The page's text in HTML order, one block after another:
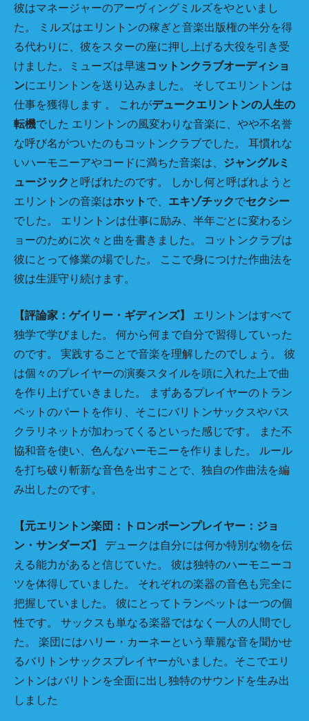
彼はマネージャーのアーヴィングミルズをやといまし
た。 ミルズはエリントンの稼ぎと音楽出版権の半分を得
る代わりに、彼をスターの座に押し上げる大役を引き受
けました。ミューズは早速コットンクラブオーディショ
ンにエリントンを送り込みました。 そしてエリントンは
仕事を獲得します 。 これがデュークエリントンの人生の
転機でした エリントンの風変わりな音楽に、やや不名誉
な呼び名がついたのもコットンクラブでした。 耳慣れな
いハーモニーアやコードに満ちた音楽は、 ジャングルミ
ュージック と呼ばれたのです。 しかし何と呼ばれようと
エリントンの音楽はホット で、 エキゾチックでセクシー
でした。 エリントンは仕事に励み、半年ごとに変わるシ
ョーのために次々と曲を書きました。 コットンクラブは
彼にとって修業の場でした。 ここで身につけた作曲法を
彼は生涯守り続けます。
【評論家：ゲイリー・ギディンズ】
エリントンはすべて
独学で学びました。 何から何まで自分で習得していった
のです。 実践することで音楽を理解したのでしょう。 彼
は個々のプレイヤーの演奏スタイルを頭に入れた上で曲
を作り上げていきました。 まずあるプレイヤーのトラン
ペットのパートを作り、そこにバリトンサックスやバス
クラリネットが加わってくるといった感じです。 また不
協和音を使い、色んなハーモニーを作りました。 ルール
を打ち破り斬新な音色を出すことで、独自の作曲法を編
み出したのです。
【元エリントン楽団：トロンボーンプレイヤー：ジョ
ン・サンダーズ】
デュークは自分には何か特別な物を伝
える能力があると信じていた。 彼は独特のハーモニーコ
ツを体得していました。 それぞれの楽器の音色も完全に
把握していました。 彼にとってトランペットは一つの個
性です。 サックスも単なる楽器ではなく一人の人間でし
た。 楽団にはハリー・カーネーという華麗な音を聞かせ
るバリトンサックスプレイヤーがいました。そこでエリ
ントンはバリトンを全面に出し独特のサウンドを生み出
しました